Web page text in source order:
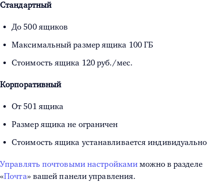
Стандартный
До 500 ящиков
Максимальный размер ящика 100 ГБ
Стоимость ящика 120 руб./мес.
Корпоративный
От 501 ящика
Размер ящика не ограничен
Стоимость ящика устанавливается индивидуально
Управлять почтовыми настройками можно в разделе
«Почта» вашей панели управления.